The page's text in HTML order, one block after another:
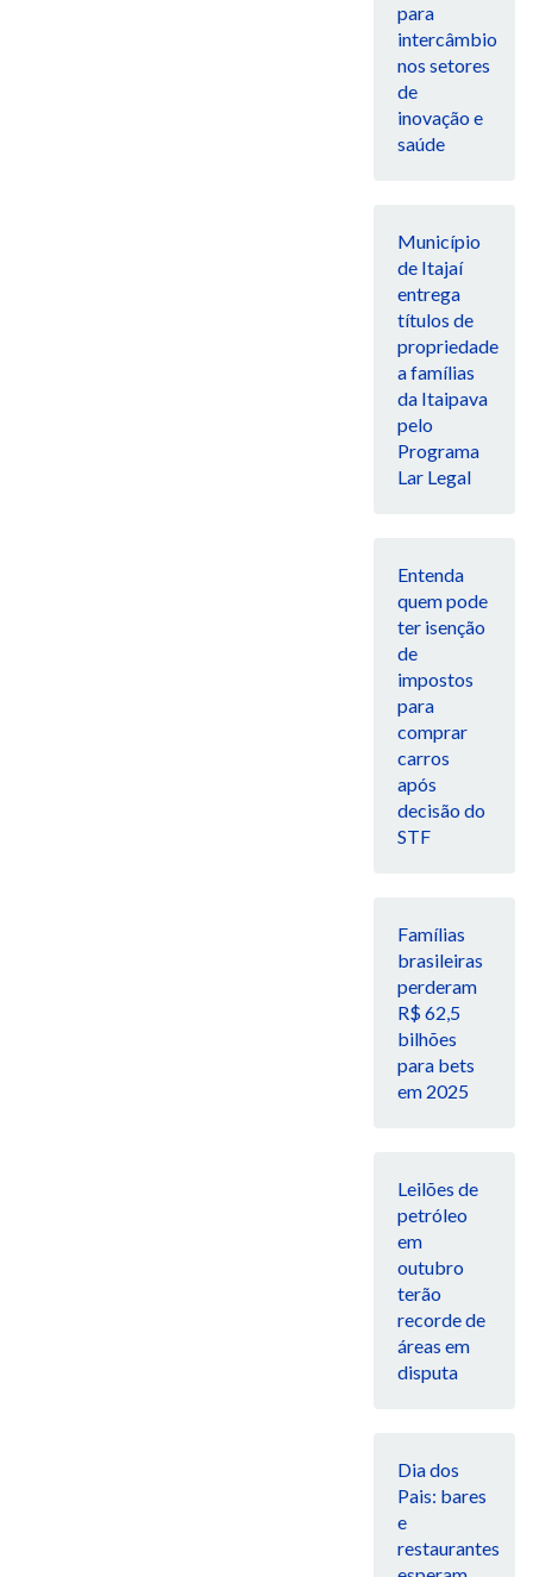
para
intercâmbio
nos setores
de
inovação e
saúde
Município
de Itajaí
entrega
títulos de
propriedade
a famílias
da Itaipava
pelo
Programa
Lar Legal
Entenda
quem pode
ter isenção
de
impostos
para
comprar
carros
após
decisão do
STF
Famílias
brasileiras
perderam
R$ 62,5
bilhões
para bets
em 2025
Leilões de
petróleo
em
outubro
terão
recorde de
áreas em
disputa
Dia dos
Pais: bares
e
restaurantes